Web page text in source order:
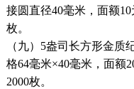
接圆直径40毫米，面额
枚。
（九）5盎司长方形金质
格64毫米×40毫米，面额
2000枚。